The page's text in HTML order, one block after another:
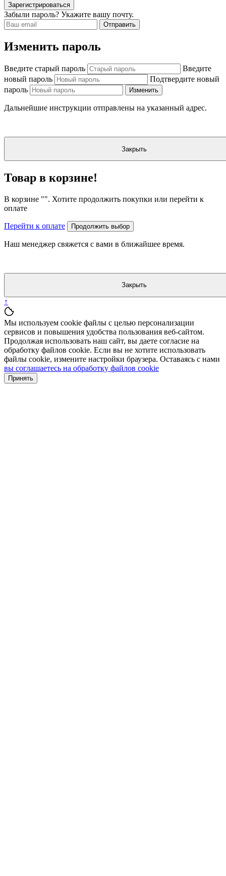
Зарегистрироваться
Забыли пароль? Укажите вашу почту.
Отправить
Изменить пароль
Введите старый пароль
Введите
новый пароль
Подтвердите новый
пароль
Изменить
Дальнейшие инструкции отправлены на указанный адрес.
Закрыть
Товар в корзине!
В корзине "". Хотите продолжить покупки или перейти к
оплате
Перейти к оплате Продолжить выбор
Наш менеджер свяжется с вами в ближайшее время.
Закрыть
↑
Мы используем cookie файлы с целью персонализации
сервисов и повышения удобства пользования веб-сайтом.
Продолжая использовать наш сайт, вы даете согласие на
обработку файлов cookie. Если вы не хотите использовать
файлы cookie, измените настройки браузера. Оставаясь с нами
вы соглашаетесь на обработку файлов cookie
Принять